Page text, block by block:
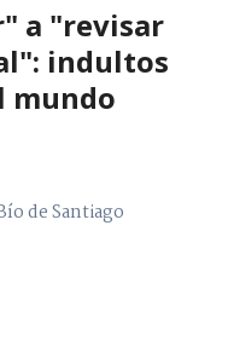
a "revisar
indultos
mundo
de Santiago